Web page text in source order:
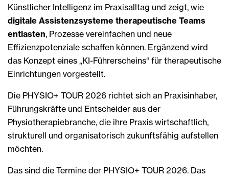
Künstlicher Intelligenz im Praxisalltag und zeigt, wie
digitale Assistenzsysteme therapeutische Teams
entlasten, Prozesse vereinfachen und neue
Effizienzpotenziale schaffen können. Ergänzend wird
das Konzept eines „KI-Führerscheins“ für therapeutische
Einrichtungen vorgestellt.
Die PHYSIO+ TOUR 2026 richtet sich an Praxisinhaber,
Führungskräfte und Entscheider aus der
Physiotherapiebranche, die ihre Praxis wirtschaftlich,
strukturell und organisatorisch zukunftsfähig aufstellen
möchten.
Das sind die Termine der PHYSIO+ TOUR 2026. Das